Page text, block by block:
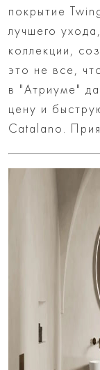
покрытие
лучшего
коллекции,
это не все,
в "Атриуме"
цену и
Catalano.